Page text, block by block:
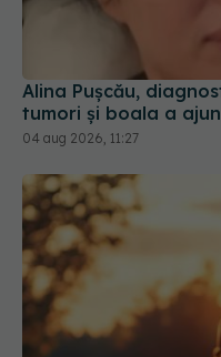
Alina Pușcău,
tumori și boala a
04 aug 2026, 11:27